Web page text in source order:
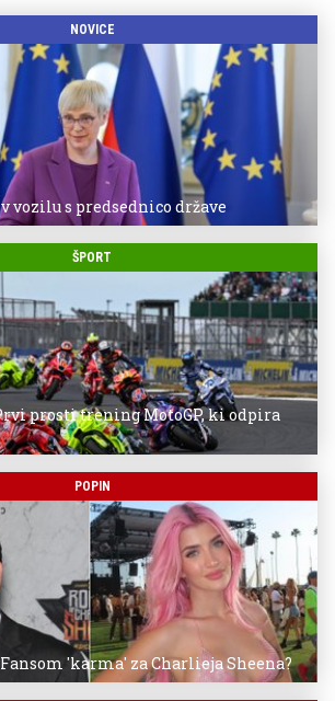
NOVICE
vozilu s predsednico države
ŠPORT
prosti trening MotoGP, ki odpira
POPIN
'karma' za Charlieja Sheena?